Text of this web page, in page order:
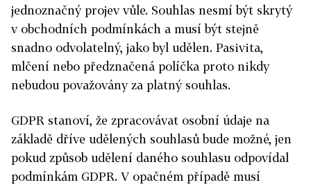
jednoznačný projev vůle. Souhlas nesmí být skrytý
v obchodních podmínkách a musí být stejně
snadno odvolatelný, jako byl udělen. Pasivita,
mlčení nebo předznačená políčka proto nikdy
nebudou považovány za platný souhlas.
GDPR stanoví, že zpracovávat osobní údaje na
základě dříve udělených souhlasů bude možné, jen
pokud způsob udělení daného souhlasu odpovídal
podmínkám GDPR. V opačném případě musí